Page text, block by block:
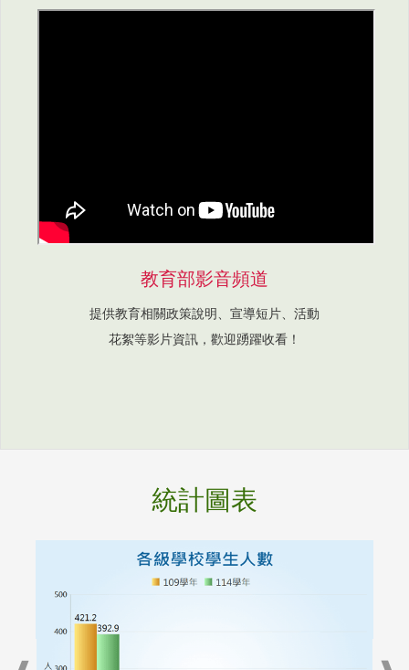
教育部影音頻道
提供教育相關政策說明、宣導短片、活動
花絮等影片資訊，歡迎踴躍收看！
統計圖表